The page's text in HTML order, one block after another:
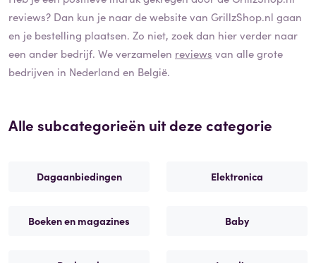
reviews? Dan kun je naar de website van GrillzShop.nl gaan
en je bestelling plaatsen. Zo niet, zoek dan hier verder naar
een ander bedrijf. We verzamelen reviews van alle grote
bedrijven in Nederland en België.
Alle subcategorieën uit deze categorie
Dagaanbiedingen Elektronica
Boeken en magazines Baby